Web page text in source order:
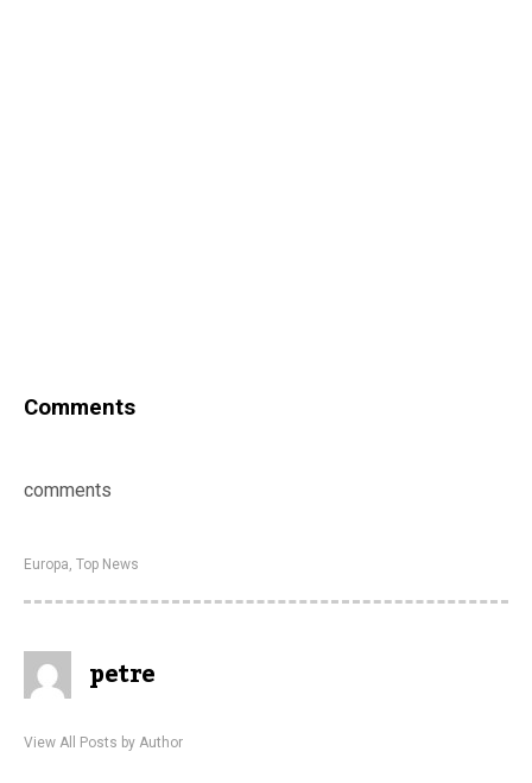
Comments
comments
Europa Top News
petre
View All Posts by Author